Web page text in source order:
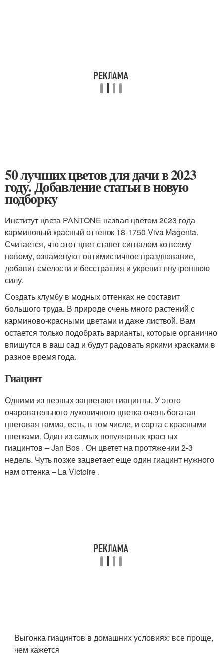
50 лучших цветов для дачи в 2023
году. Добавление статьи в новую
подборку
Институт цвета PANTONE назвал цветом 2023 года
карминовый красный оттенок 18-1750 Viva Magenta.
Считается, что этот цвет станет сигналом ко всему
новому, ознаменуют оптимистичное празднование,
добавит смелости и бесстрашия и укрепит внутреннюю
силу.
Создать клумбу в модных оттенках не составит
большого труда. В природе очень много растений с
карминово-красными цветами и даже листвой. Вам
остается только подобрать варианты, которые органично
впишутся в ваш сад и будут радовать яркими красками в
разное время года.
Гиацинт
Одними из первых зацветают гиацинты. У этого
очаровательного луковичного цветка очень богатая
цветовая гамма, есть, в том числе, и сорта с красными
цветками. Один из самых популярных красных
гиацинтов – Jan Bos . Он цветет на протяжении 2-3
недель. Чуть позже зацветает еще один гиацинт нужного
нам оттенка – La Victoire .
Выгонка гиацинтов в домашних условиях: все проще,
чем кажется